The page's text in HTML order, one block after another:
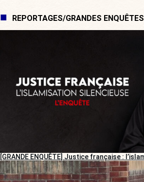
REPORTAGES/GRANDES ENQUÊTES
[GRANDE ENQUÊTE] Justice française :